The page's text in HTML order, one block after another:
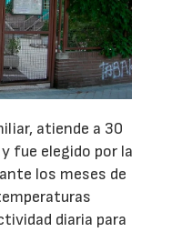
atiende a 30
fue elegido por la
los meses de
diaria para